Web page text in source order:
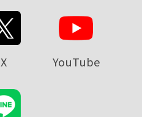
X YouTube